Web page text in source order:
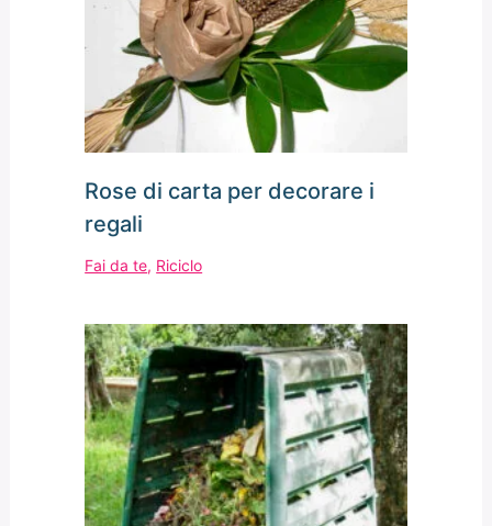
Rose di carta per decorare i
regali
Fai da te, Riciclo